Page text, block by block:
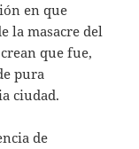
en que
la masacre del
que fue,
pura
ciudad.
de